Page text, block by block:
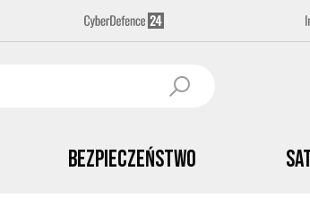
Bezpieczeństwo